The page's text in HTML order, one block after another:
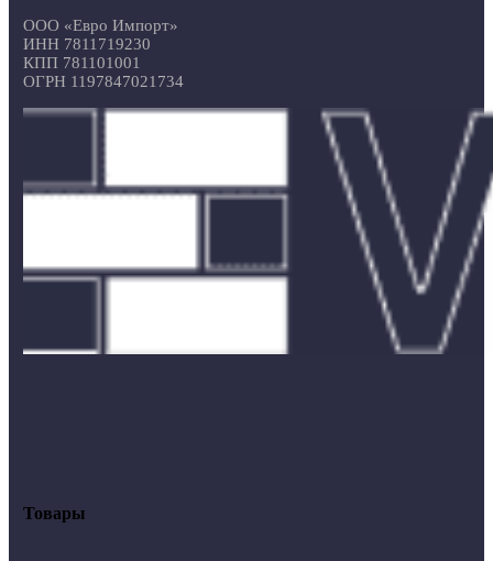
ООО «Евро Импорт»
ИНН 7811719230
КПП 781101001
ОГРН 1197847021734
Товары